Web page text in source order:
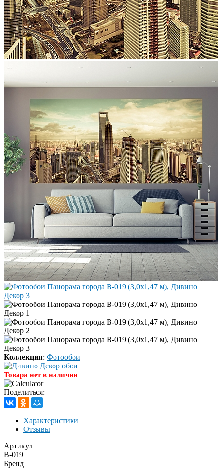
Коллекция: Фотообои
Товара нет в наличии
Поделиться:
Характеристики
Отзывы
Артикул
B-019
Бренд